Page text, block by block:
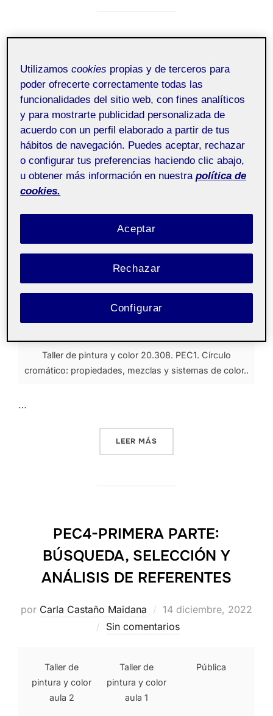
porCarla Castaño Maidana
Publicado
17 marzo, 2023
Sin comentarios
Taller de
pintura y
color aula
2
Taller de
pintura y
color aula
Taller de
pintura y
color aula
Pública
Hola a todos aquí os comparto imágenes del
trabajo que llevo hasta ahora!
Taller de pintura y color 20.308. PEC1. Círculo
cromático: propiedades, mezclas y sistemas de color..
…
LEER MÁS
PEC4-PRIMERA PARTE:
BÚSQUEDA, SELECCIÓN Y
ANÁLISIS DE REFERENTES
por Carla Castaño Maidana
Publicado
el
14 diciembre, 2022
Sin comentarios
Taller de
pintura y color
aula 2
Taller de
pintura y color
aula 1
Pública
Utilizamoscookies propias y de terceros para
poder ofrecerte correctamente todas las
funcionalidades del sitio web, con fines analíticos
y para mostrarte publicidad personalizada de
acuerdo con un perfil elaborado a partir de tus
hábitos de navegación. Puedes aceptar, rechazar
o configurar tus preferencias haciendo clic abajo,
u obtener más información en nuestra política de
cookies.
Rechazar
Aceptar
Configurar